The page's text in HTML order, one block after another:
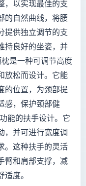
，以实现最佳的支
的自然曲线，将腰
提供独立调节的支
持良好的坐姿，并
是一种可调节高度
放松而设计。它能
的位置，为颈部提
感，保护颈部健
能的扶手设计。它
，并可进行宽度调
。这种扶手的灵活
臂和肩部支撑，减
度。